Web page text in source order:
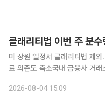
클래리티법 이번 주 분
미 상원 일정서 클래리티법 제
료 의존도 축소국내 금융사 거래소 진입…빗썸
졌다. 연내 통과 여부마저 분수
2026-08-04 15:09